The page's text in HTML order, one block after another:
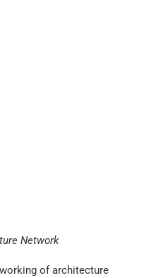
Network
of architecture